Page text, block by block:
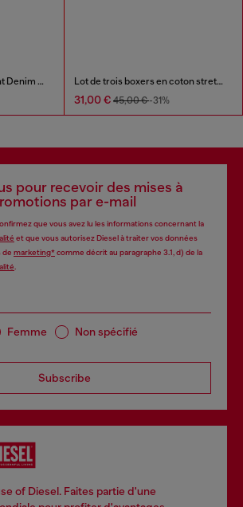
Pantalon de survêtement Denim Division Lot de trois boxers en coton stretch avec logo découpé
31,00 € 45,00 €-31%
pour recevoir des mises à
par e-mail
que vous avez lu les informations concernant la
et que vous autorisez Diesel à traiter vos données
de marketing*comme décrit au paragraphe 3.1, d) de la
Femme Non spécifié
Subscribe
of Diesel. Faites partie d'une